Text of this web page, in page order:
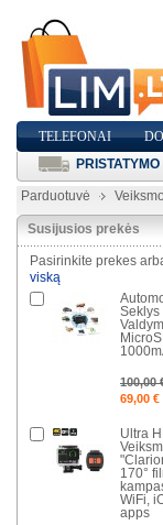
TELEFONAI
Parduotuvė
Susijusios prekės
Pasirinkite prekes
viską
Seklys
100,00
69,00 €
Ultra
170°
WiFi,
apps